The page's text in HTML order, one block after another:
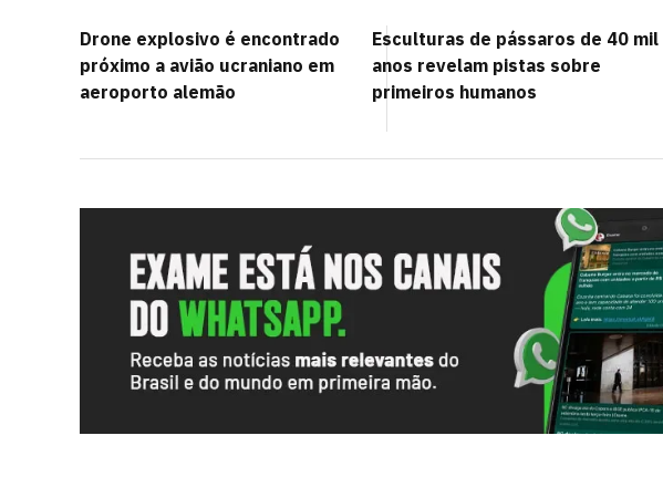
Drone explosivo é encontrado
próximo a avião ucraniano em
aeroporto alemão
Esculturas de pássaros de 40 mil
anos revelam pistas sobre
primeiros humanos